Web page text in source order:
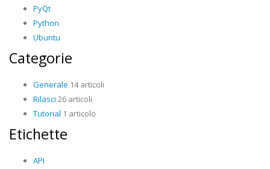
PyQt
Python
Ubuntu
Categorie
Generale 14 articoli
Rilasci 26 articoli
Tutorial 1 articolo
Etichette
API